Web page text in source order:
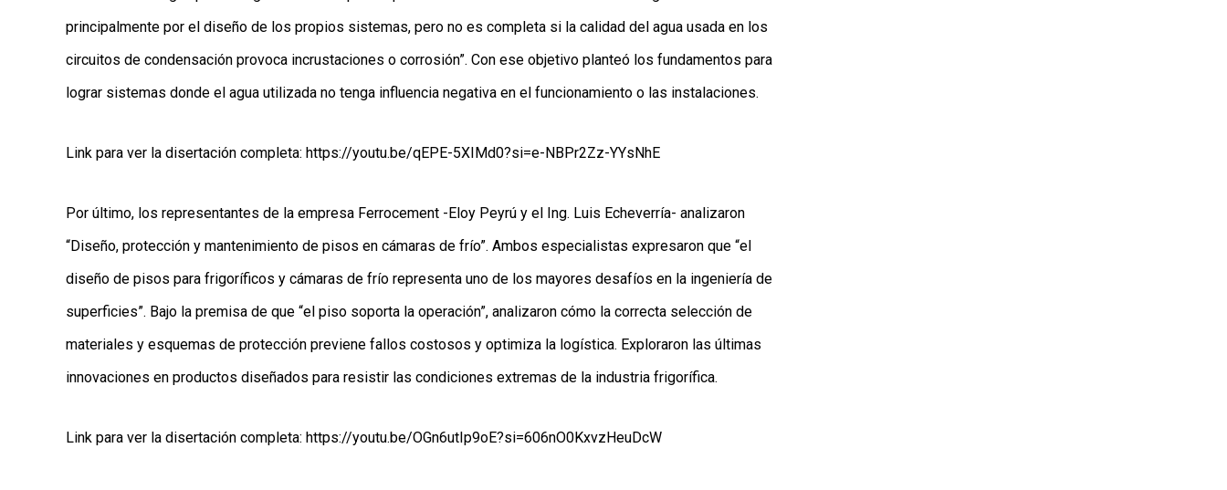
principalmente por el diseño de los propios sistemas, pero no es completa si la calidad del agua usada en los
circuitos de condensación provoca incrustaciones o corrosión”. Con ese objetivo planteó los fundamentos para
lograr sistemas donde el agua utilizada no tenga influencia negativa en el funcionamiento o las instalaciones.
Link para ver la disertación completa: https://youtu.be/qEPE-5XIMd0?si=e-NBPr2Zz-YYsNhE
Por último, los representantes de la empresa Ferrocement -Eloy Peyrú y el Ing. Luis Echeverría- analizaron
“Diseño, protección y mantenimiento de pisos en cámaras de frío”. Ambos especialistas expresaron que “el
diseño de pisos para frigoríficos y cámaras de frío representa uno de los mayores desafíos en la ingeniería de
superficies”. Bajo la premisa de que “el piso soporta la operación”, analizaron cómo la correcta selección de
materiales y esquemas de protección previene fallos costosos y optimiza la logística. Exploraron las últimas
innovaciones en productos diseñados para resistir las condiciones extremas de la industria frigorífica.
Link para ver la disertación completa: https://youtu.be/OGn6utIp9oE?si=606nO0KxvzHeuDcW